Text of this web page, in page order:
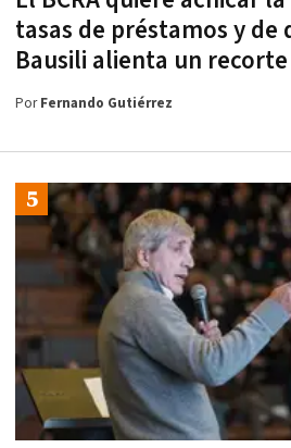
tasas de préstamos y de
Bausili alienta un
PorFernando Gutiérrez